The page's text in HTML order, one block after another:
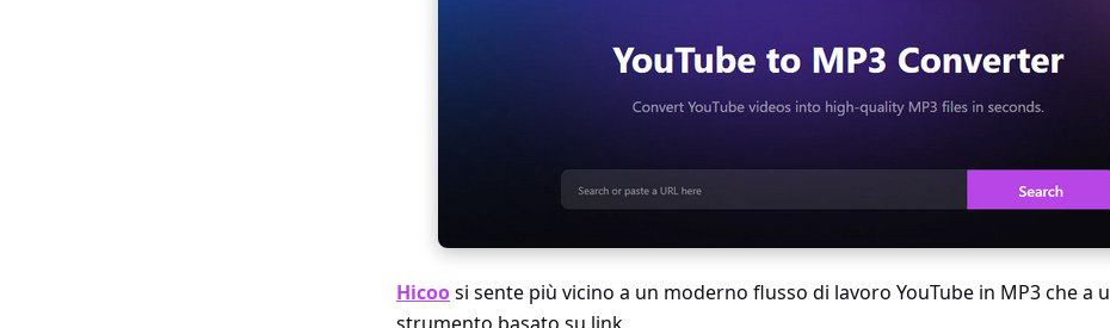
Hicoosi sente più vicino a un moderno flusso di lavoro YouTube in MP3 che a